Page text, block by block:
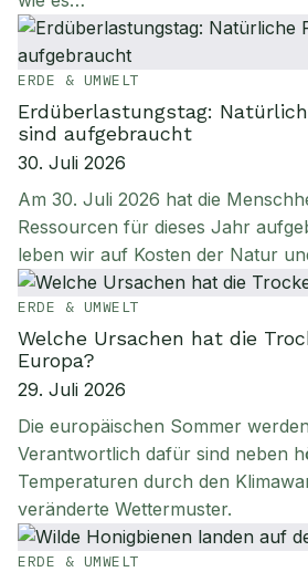
ERDE & UMWELT
Erdüberlastungstag:
sind aufgebraucht
30. Juli 2026
Am 30. Juli 2026 hat die
Ressourcen für dieses Jahr
leben wir auf Kosten der Natur
ERDE & UMWELT
Welche Ursachen hat die
Europa?
29. Juli 2026
Die europäischen Sommer
Verantwortlich dafür sind neben
Temperaturen durch den
veränderte Wettermuster.
ERDE & UMWELT